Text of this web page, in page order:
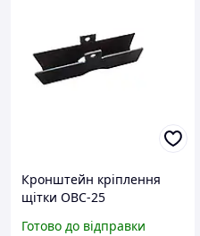
Кронштейн кріплення
щітки ОВС-25
Готово до відправки